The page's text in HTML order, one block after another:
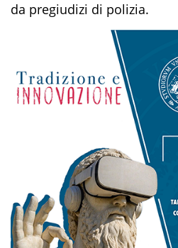
da pregiudizi di polizia.